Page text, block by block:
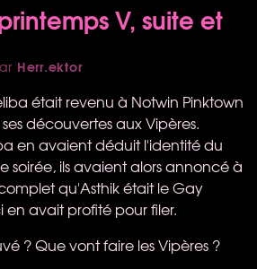
V, suite et
Herr.ektor
était revenu à Notwin Pinktown
découvertes aux Vipères.
en avaient déduit l'identité du
soirée, ils avaient alors annoncé à
qu'Asthik était le Gay
en avait profité pour filer.
? Que vont faire les Vipères ?